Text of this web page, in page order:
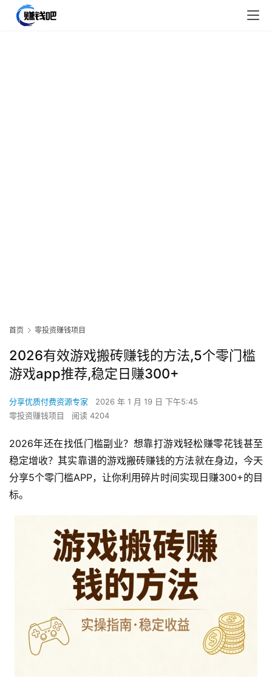
首页 零投资赚钱项目
2026有效游戏搬砖赚钱的方法,5个零门槛
游戏app推荐,稳定日赚300+
分享优质付费资源专家
2026 年 1 月 19 日 下午5:45
零投资赚钱项目
阅读 4204
2026年还在找低门槛副业？想靠打游戏轻松赚零花钱甚至
稳定增收？其实靠谱的游戏搬砖赚钱的方法就在身边，今天
分享5个零门槛APP，让你利用碎片时间实现日赚300+的目
标。